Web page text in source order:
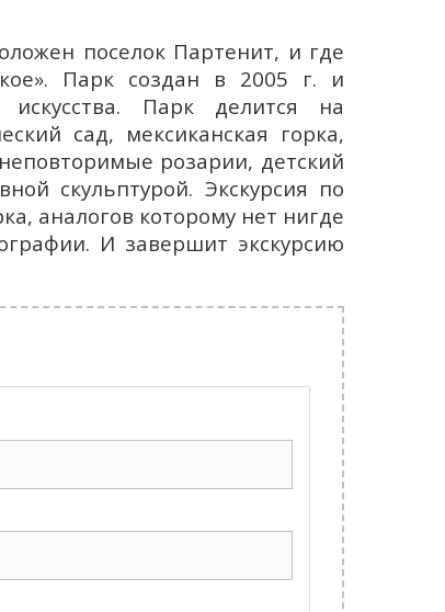
поселок Партенит, и где
Парк создан в 2005 г. и
искусства. Парк делится на
сад, мексиканская горка,
розарии, детский
скульптурой. Экскурсия по
аналогов которому нет нигде
И завершит экскурсию